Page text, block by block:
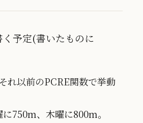
予定(書いたものに
れ以前のPCRE関数で挙動
750m、木曜に800m。